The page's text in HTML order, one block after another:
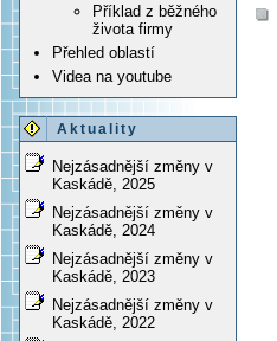
Příklad z běžného
života firmy
Přehled oblastí
Videa na youtube
Aktuality
Nejzásadnější změny v
Kaskádě, 2025
Nejzásadnější změny v
Kaskádě, 2024
Nejzásadnější změny v
Kaskádě, 2023
Nejzásadnější změny v
Kaskádě, 2022